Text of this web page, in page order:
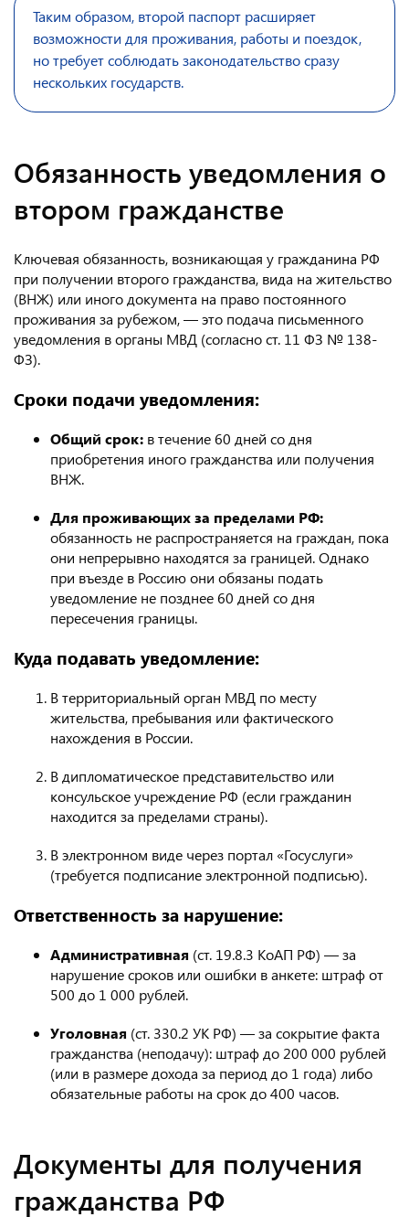
Таким образом, второй паспорт расширяет
возможности для проживания, работы и поездок,
но требует соблюдать законодательство сразу
нескольких государств.
Обязанность уведомления о
втором гражданстве
Ключевая обязанность, возникающая у гражданина РФ
при получении второго гражданства, вида на жительство
(ВНЖ) или иного документа на право постоянного
проживания за рубежом, — это подача письменного
уведомления в органы МВД (согласно ст. 11 ФЗ № 138-
ФЗ).
Сроки подачи уведомления:
Общий срок: в течение 60 дней со дня
приобретения иного гражданства или получения
ВНЖ.
Для проживающих за пределами РФ:
обязанность не распространяется на граждан, пока
они непрерывно находятся за границей. Однако
при въезде в Россию они обязаны подать
уведомление не позднее 60 дней со дня
пересечения границы.
Куда подавать уведомление:
В территориальный орган МВД по месту
жительства, пребывания или фактического
нахождения в России.
В дипломатическое представительство или
консульское учреждение РФ (если гражданин
находится за пределами страны).
В электронном виде через портал «Госуслуги»
(требуется подписание электронной подписью).
Ответственность за нарушение:
Административная (ст. 19.8.3 КоАП РФ) — за
нарушение сроков или ошибки в анкете: штраф от
500 до 1 000 рублей.
Уголовная (ст. 330.2 УК РФ) — за сокрытие факта
гражданства (неподачу): штраф до 200 000 рублей
(или в размере дохода за период до 1 года) либо
обязательные работы на срок до 400 часов.
Документы для получения
гражданства РФ